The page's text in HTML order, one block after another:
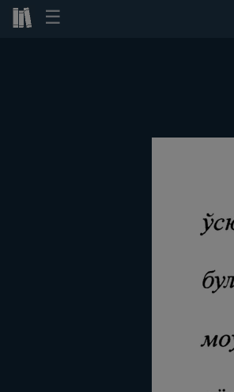
☰